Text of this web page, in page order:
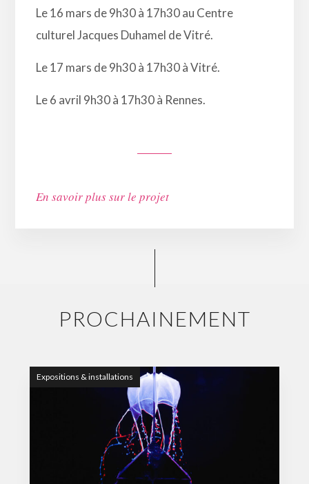
Le 16 mars de 9h30 à 17h30 au Centre
culturel Jacques Duhamel de Vitré.
Le 17 mars de 9h30 à 17h30 à Vitré.
Le 6 avril 9h30 à 17h30 à Rennes.
En savoir plus sur le projet
PROCHAINEMENT
Expositions & installations